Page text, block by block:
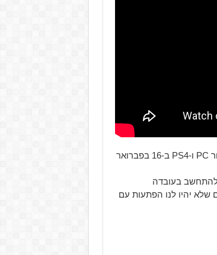
והכי חשוב, קיבלנו אישור לאחר המתנה ארוכה, Street Fighter 5 יושק עבור PC ו-PS4 ב-16 בפברואר
להתחשב בעובדה
יהיו לנו הפתעות עם